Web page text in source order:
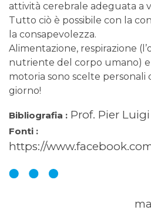
attività cerebrale adeguata a
Tutto ciò è possibile con la
la consapevolezza.
Alimentazione, respirazione
nutriente del corpo umano)
motoria sono scelte personali
giorno!
Bibliografia : Prof. Pier Luigi
Fonti :
https://